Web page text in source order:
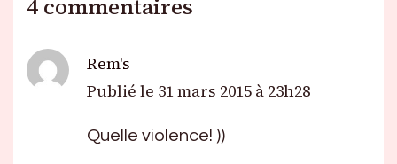
4 commentaires
Rem's
Publié le 31 mars 2015 à 23h28
Quelle violence! ))